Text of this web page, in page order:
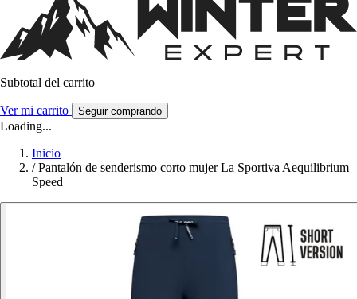
Subtotal del carrito
Ver mi carrito Seguir comprando
Loading...
Inicio
/ Pantalón de senderismo corto mujer La Sportiva Aequilibrium
Speed